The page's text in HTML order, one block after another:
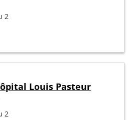
2
Louis Pasteur
2